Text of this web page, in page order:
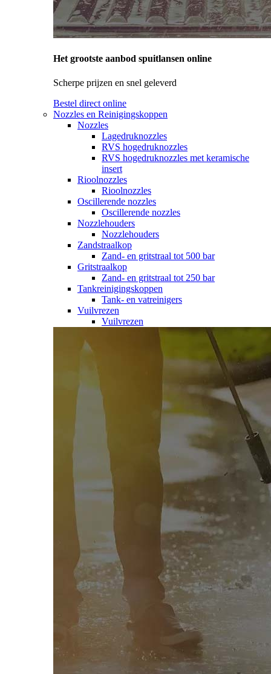
Het grootste aanbod spuitlansen online
Scherpe prijzen en snel geleverd
Bestel direct online
Nozzles en Reinigingskoppen
Nozzles
Lagedruknozzles
RVS hogedruknozzles
RVS hogedruknozzles met keramische
insert
Rioolnozzles
Rioolnozzles
Oscillerende nozzles
Oscillerende nozzles
Nozzlehouders
Nozzlehouders
Zandstraalkop
Zand- en gritstraal tot 500 bar
Gritstraalkop
Zand- en gritstraal tot 250 bar
Tankreinigingskoppen
Tank- en vatreinigers
Vuilvrezen
Vuilvrezen